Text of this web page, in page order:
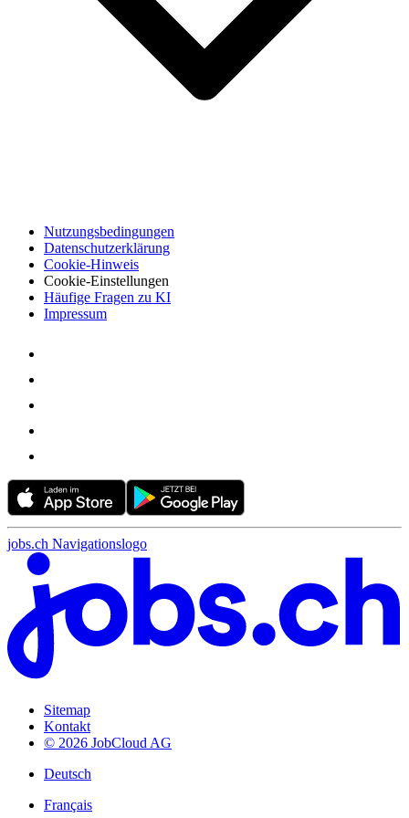
Nutzungsbedingungen
Datenschutzerklärung
Cookie-Hinweis
Cookie-Einstellungen
Häufige Fragen zu KI
Impressum
jobs.ch Navigationslogo
Sitemap
Kontakt
© 2026 JobCloud AG
Deutsch
Français